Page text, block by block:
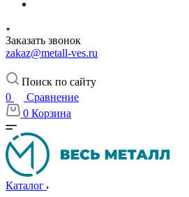
Заказать звонок
zakaz@metall-ves.ru
Поиск по сайту
0
Сравнение
0 Корзина
Каталог